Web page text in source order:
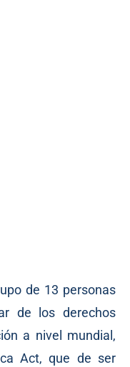
de 13 personas
de los derechos
a nivel mundial,
Act, que de ser